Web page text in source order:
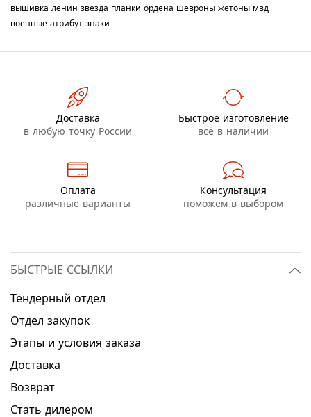
вышивка ленин звезда планки ордена шевроны жетоны мвд
военные атрибут знаки
Доставка
в любую точку России
Быстрое изготовление
всё в наличии
Оплата
различные варианты
Консультация
поможем в выбором
БЫСТРЫЕ ССЫЛКИ
Тендерный отдел
Отдел закупок
Этапы и условия заказа
Доставка
Возврат
Стать дилером